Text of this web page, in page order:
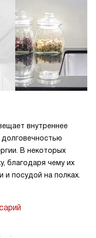
внутреннее
В некоторых
благодаря чему их
и посудой на полках.